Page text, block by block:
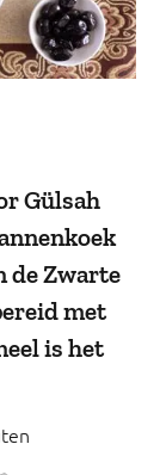
Gülsah
de Zwarte
met
is het